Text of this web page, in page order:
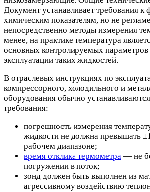
Документ устанавливает требования к
химическим показателям, но не
непосредственно методы измерения
менее, на практике температура
основных контролируемых
эксплуатации таких жидкостей.
В отраслевых инструкциях по
компрессорного, холодильного и
оборудования обычно
требования:
погрешность измерения
жидкости не должна превышать
рабочем диапазоне;
время отклика термометра — не
погружении в поток;
зонд должен быть выполнен из
агрессивному воздействию